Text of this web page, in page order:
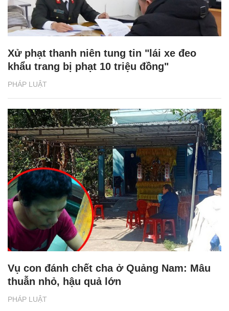
PHÁP LUẬT
Xử phạt thanh niên tung tin "lái xe đeo
khẩu trang bị phạt 10 triệu đồng"
PHÁP LUẬT
Vụ con đánh chết cha ở Quảng Nam: Mâu
thuẫn nhỏ, hậu quả lớn